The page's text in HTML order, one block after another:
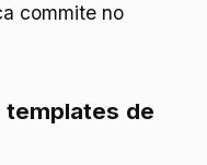
commite no
templates de